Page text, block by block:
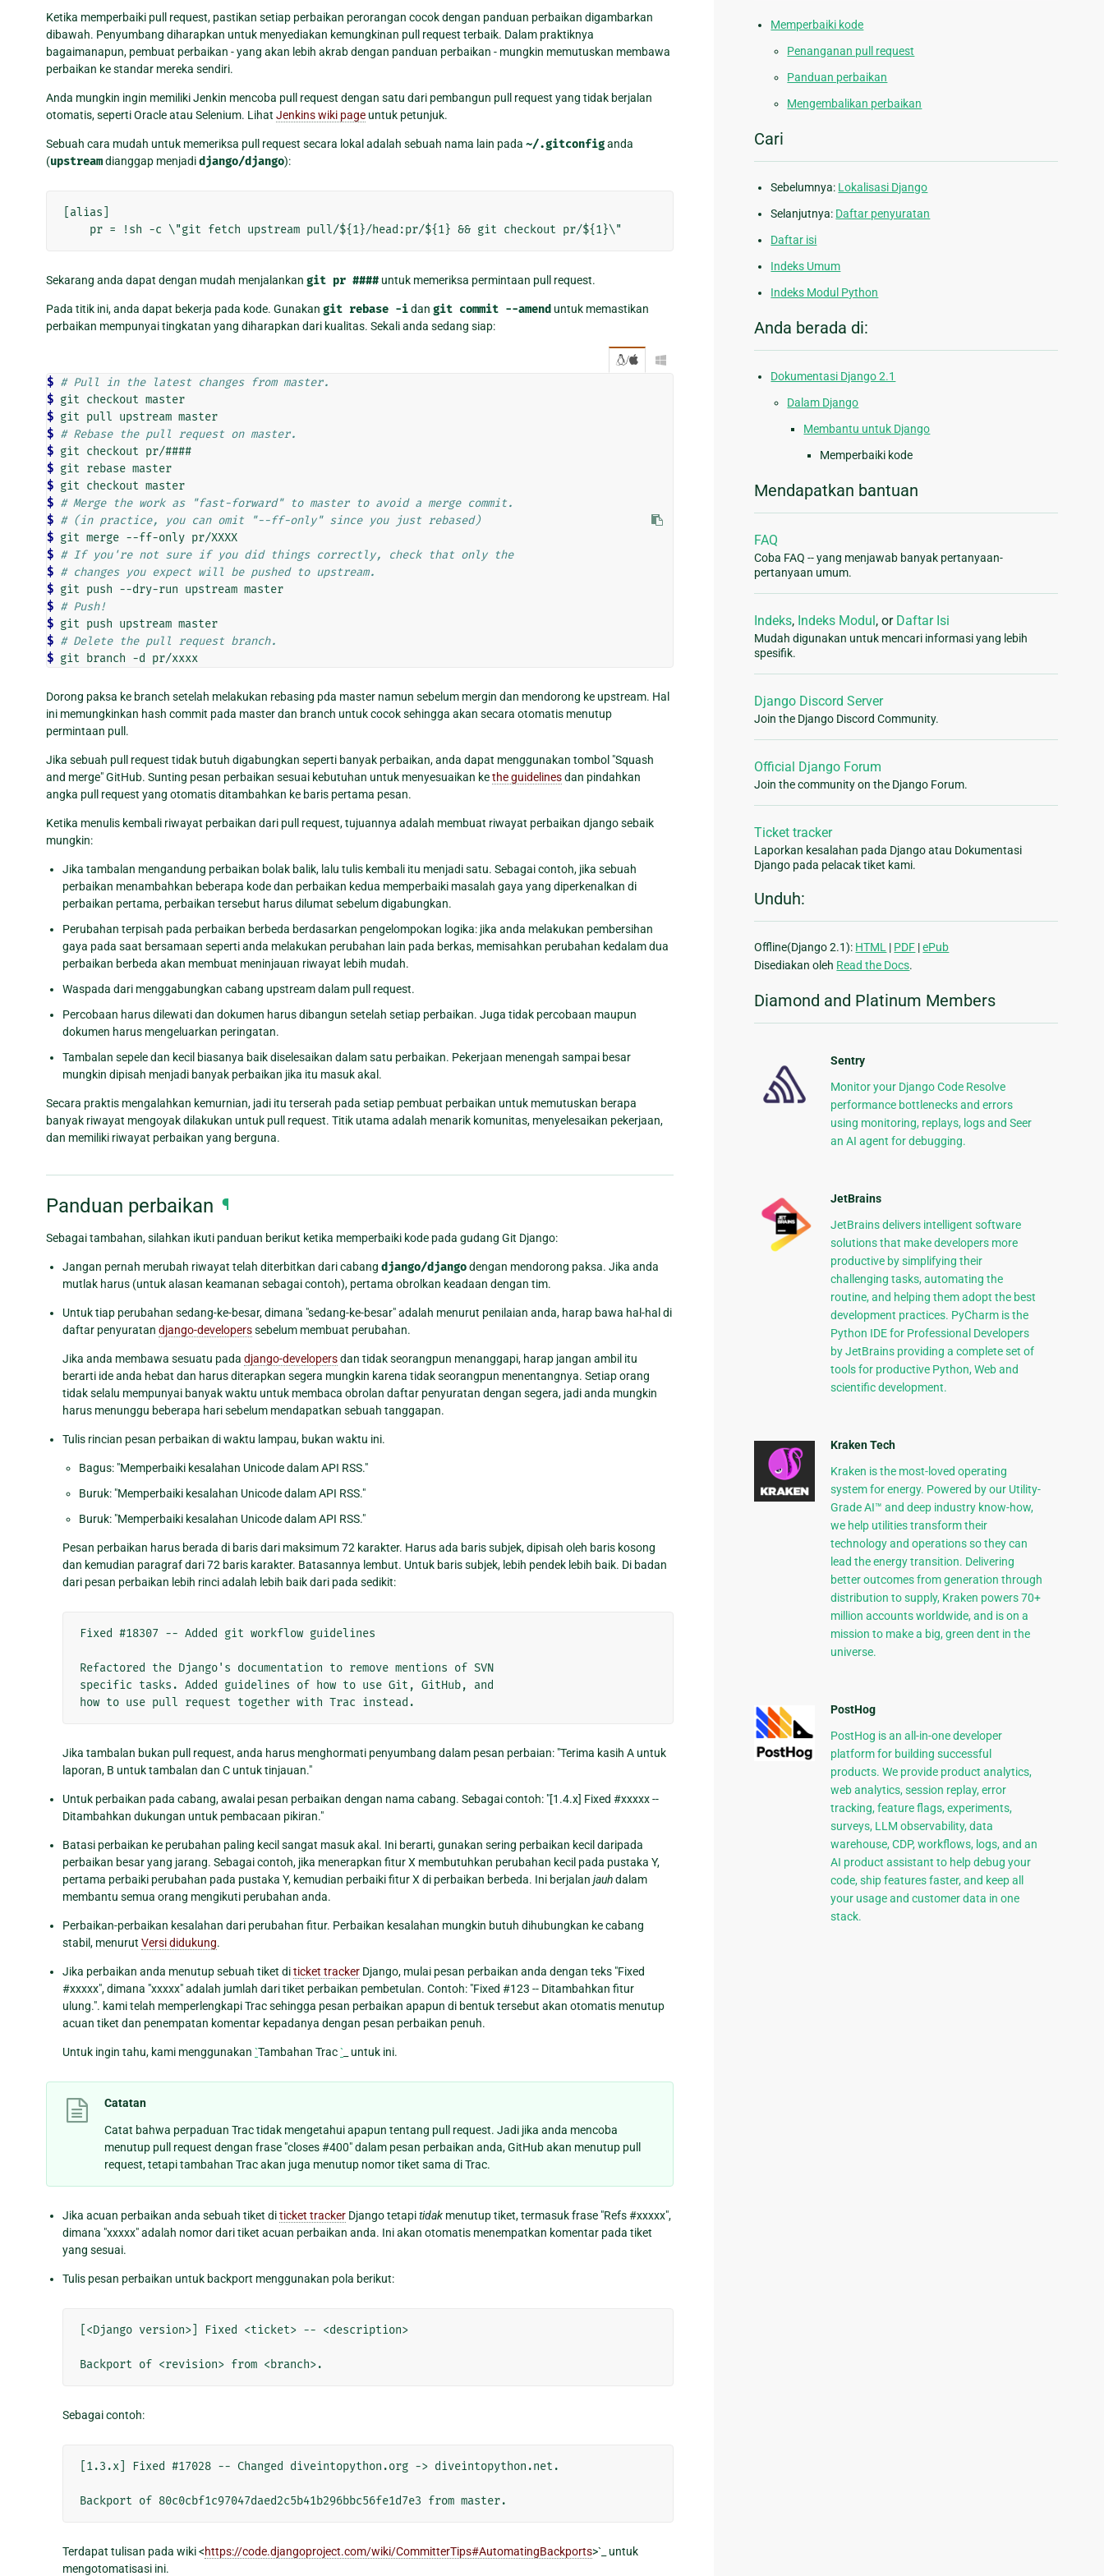
Ketika memperbaiki pull request, pastikan setiap perbaikan perorangan cocok dengan panduan perbaikan digambarkan
dibawah. Penyumbang diharapkan untuk menyediakan kemungkinan pull request terbaik. Dalam praktiknya
bagaimanapun, pembuat perbaikan - yang akan lebih akrab dengan panduan perbaikan - mungkin memutuskan membawa
perbaikan ke standar mereka sendiri.
Anda mungkin ingin memiliki Jenkin mencoba pull request dengan satu dari pembangun pull request yang tidak berjalan
otomatis, seperti Oracle atau Selenium. Lihat Jenkins wiki page untuk petunjuk.
Sebuah cara mudah untuk memeriksa pull request secara lokal adalah sebuah nama lain pada ~/.gitconfiganda
(upstreamdianggap menjadidjango/django):
[alias]
Sekarang anda dapat dengan mudah menjalankan git pr #### untuk memeriksa permintaan pull request.
Pada titik ini, anda dapat bekerja pada kode. Gunakan git rebase -idan git commit --amend untuk memastikan
perbaikan mempunyai tingkatan yang diharapkan dari kualitas. Sekali anda sedang siap:
/ 
$ # Pull in the latest changes from master.
$
$
$ # Rebase the pull request on master.
$
$
$
$ # Merge the work as "fast-forward" to master to avoid a merge commit.
$ # (in practice, you can omit "--ff-only" since you just rebased)
$
$ # If you're not sure if you did things correctly, check that only the
$ # changes you expect will be pushed to upstream.
$
$ # Push!
$
$ # Delete the pull request branch.
$
Dorong paksa ke branch setelah melakukan rebasing pda master namun sebelum mergin dan mendorong ke upstream. Hal
ini memungkinkan hash commit pada master dan branch untuk cocok sehingga akan secara otomatis menutup
permintaan pull.
Jika sebuah pull request tidak butuh digabungkan seperti banyak perbaikan, anda dapat menggunakan tombol "Squash
and merge" GitHub. Sunting pesan perbaikan sesuai kebutuhan untuk menyesuaikan kethe guidelinesdan pindahkan
angka pull request yang otomatis ditambahkan ke baris pertama pesan.
Ketika menulis kembali riwayat perbaikan dari pull request, tujuannya adalah membuat riwayat perbaikan django sebaik
mungkin:
Jika tambalan mengandung perbaikan bolak balik, lalu tulis kembali itu menjadi satu. Sebagai contoh, jika sebuah
perbaikan menambahkan beberapa kode dan perbaikan kedua memperbaiki masalah gaya yang diperkenalkan di
perbaikan pertama, perbaikan tersebut harus dilumat sebelum digabungkan.
Perubahan terpisah pada perbaikan berbeda berdasarkan pengelompokan logika: jika anda melakukan pembersihan
gaya pada saat bersamaan seperti anda melakukan perubahan lain pada berkas, memisahkan perubahan kedalam dua
perbaikan berbeda akan membuat meninjauan riwayat lebih mudah.
Waspada dari menggabungkan cabang upstream dalam pull request.
Percobaan harus dilewati dan dokumen harus dibangun setelah setiap perbaikan. Juga tidak percobaan maupun
dokumen harus mengeluarkan peringatan.
Tambalan sepele dan kecil biasanya baik diselesaikan dalam satu perbaikan. Pekerjaan menengah sampai besar
mungkin dipisah menjadi banyak perbaikan jika itu masuk akal.
Secara praktis mengalahkan kemurnian, jadi itu terserah pada setiap pembuat perbaikan untuk memutuskan berapa
banyak riwayat mengoyak dilakukan untuk pull request. Titik utama adalah menarik komunitas, menyelesaikan pekerjaan,
dan memiliki riwayat perbaikan yang berguna.
Panduan perbaikan ¶
Sebagai tambahan, silahkan ikuti panduan berikut ketika memperbaiki kode pada gudang Git Django:
Jangan pernah merubah riwayat telah diterbitkan dari cabang django/djangodengan mendorong paksa. Jika anda
mutlak harus (untuk alasan keamanan sebagai contoh), pertama obrolkan keadaan dengan tim.
Untuk tiap perubahan sedang-ke-besar, dimana "sedang-ke-besar" adalah menurut penilaian anda, harap bawa hal-hal di
daftar penyuratan django-developerssebelum membuat perubahan.
Jika anda membawa sesuatu pada django-developersdan tidak seorangpun menanggapi, harap jangan ambil itu
berarti ide anda hebat dan harus diterapkan segera mungkin karena tidak seorangpun menentangnya. Setiap orang
tidak selalu mempunyai banyak waktu untuk membaca obrolan daftar penyuratan dengan segera, jadi anda mungkin
harus menunggu beberapa hari sebelum mendapatkan sebuah tanggapan.
Tulis rincian pesan perbaikan di waktu lampau, bukan waktu ini.
Bagus: "Memperbaiki kesalahan Unicode dalam API RSS."
Buruk: "Memperbaiki kesalahan Unicode dalam API RSS."
Buruk: "Memperbaiki kesalahan Unicode dalam API RSS."
Pesan perbaikan harus berada di baris dari maksimum 72 karakter. Harus ada baris subjek, dipisah oleh baris kosong
dan kemudian paragraf dari 72 baris karakter. Batasannya lembut. Untuk baris subjek, lebih pendek lebih baik. Di badan
dari pesan perbaikan lebih rinci adalah lebih baik dari pada sedikit:
Fixed #18307 -- Added git workflow guidelines
Refactored the Django's documentation to remove mentions of SVN
specific tasks. Added guidelines of how to use Git, GitHub, and
Jika tambalan bukan pull request, anda harus menghormati penyumbang dalam pesan perbaian: "Terima kasih A untuk
laporan, B untuk tambalan dan C untuk tinjauan."
Untuk perbaikan pada cabang, awalai pesan perbaikan dengan nama cabang. Sebagai contoh: "[1.4.x] Fixed #xxxxx --
Ditambahkan dukungan untuk pembacaan pikiran."
Batasi perbaikan ke perubahan paling kecil sangat masuk akal. Ini berarti, gunakan sering perbaikan kecil daripada
perbaikan besar yang jarang. Sebagai contoh, jika menerapkan fitur X membutuhkan perubahan kecil pada pustaka Y,
pertama perbaiki perubahan pada pustaka Y, kemudian perbaiki fitur X di perbaikan berbeda. Ini berjalan jauhdalam
membantu semua orang mengikuti perubahan anda.
Perbaikan-perbaikan kesalahan dari perubahan fitur. Perbaikan kesalahan mungkin butuh dihubungkan ke cabang
stabil, menurut Versi didukung.
Jika perbaikan anda menutup sebuah tiket diticket tracker Django, mulai pesan perbaikan anda dengan teks "Fixed
#xxxxx", dimana "xxxxx" adalah jumlah dari tiket perbaikan pembetulan. Contoh: "Fixed #123 -- Ditambahkan fitur
ulung.". kami telah memperlengkapi Trac sehingga pesan perbaikan apapun di bentuk tersebut akan otomatis menutup
acuan tiket dan penempatan komentar kepadanya dengan pesan perbaikan penuh.
Untuk ingin tahu, kami menggunakan `Tambahan Trac` _ untuk ini.
Catatan
Catat bahwa perpaduan Trac tidak mengetahui apapun tentang pull request. Jadi jika anda mencoba
menutup pull request dengan frase "closes #400" dalam pesan perbaikan anda, GitHub akan menutup pull
request, tetapi tambahan Trac akan juga menutup nomor tiket sama di Trac.
Jika acuan perbaikan anda sebuah tiket diticket tracker Django tetapitidak menutup tiket, termasuk frase "Refs #xxxxx",
dimana "xxxxx" adalah nomor dari tiket acuan perbaikan anda. Ini akan otomatis menempatkan komentar pada tiket
yang sesuai.
Tulis pesan perbaikan untuk backport menggunakan pola berikut:
[<Django version>] Fixed <ticket> -- <description>
Sebagai contoh:
[1.3.x] Fixed #17028 -- Changed diveintopython.org -> diveintopython.net.
Terdapat tulisan pada wiki <https://code.djangoproject.com/wiki/CommitterTips#AutomatingBackports>`_ untuk
mengotomatisasi ini.
Memperbaiki kode
Penanganan pull request
Panduan perbaikan
Mengembalikan perbaikan
Cari
Sebelumnya: Lokalisasi Django
Selanjutnya: Daftar penyuratan
Daftar isi
Indeks Umum
Indeks Modul Python
Anda berada di:
Dokumentasi Django 2.1
Dalam Django
Membantu untuk Django
Memperbaiki kode
Mendapatkan bantuan
FAQ
Coba FAQ -- yang menjawab banyak pertanyaan-
pertanyaan umum.
Indeks, Indeks Modul , or Daftar Isi
Mudah digunakan untuk mencari informasi yang lebih
spesifik.
Django Discord Server
Join the Django Discord Community.
Official Django Forum
Join the community on the Django Forum.
Ticket tracker
Laporkan kesalahan pada Django atau Dokumentasi
Django pada pelacak tiket kami.
Unduh:
Offline(Django 2.1): HTML | PDF |ePub
Disediakan oleh Read the Docs.
Diamond and Platinum Members
Sentry
Monitor your Django Code Resolve
performance bottlenecks and errors
using monitoring, replays, logs and Seer
an AI agent for debugging.
JetBrains
JetBrains delivers intelligent software
solutions that make developers more
productive by simplifying their
challenging tasks, automating the
routine, and helping them adopt the best
development practices. PyCharm is the
Python IDE for Professional Developers
by JetBrains providing a complete set of
tools for productive Python, Web and
scientific development.
Kraken Tech
Kraken is the most-loved operating
system for energy. Powered by our Utility-
Grade AI™ and deep industry know-how,
we help utilities transform their
technology and operations so they can
lead the energy transition. Delivering
better outcomes from generation through
distribution to supply, Kraken powers 70+
million accounts worldwide, and is on a
mission to make a big, green dent in the
universe.
PostHog
PostHog is an all-in-one developer
platform for building successful
products. We provide product analytics,
web analytics, session replay, error
tracking, feature flags, experiments,
surveys, LLM observability, data
warehouse, CDP, workflows, logs, and an
AI product assistant to help debug your
code, ship features faster, and keep all
your usage and customer data in one
stack.